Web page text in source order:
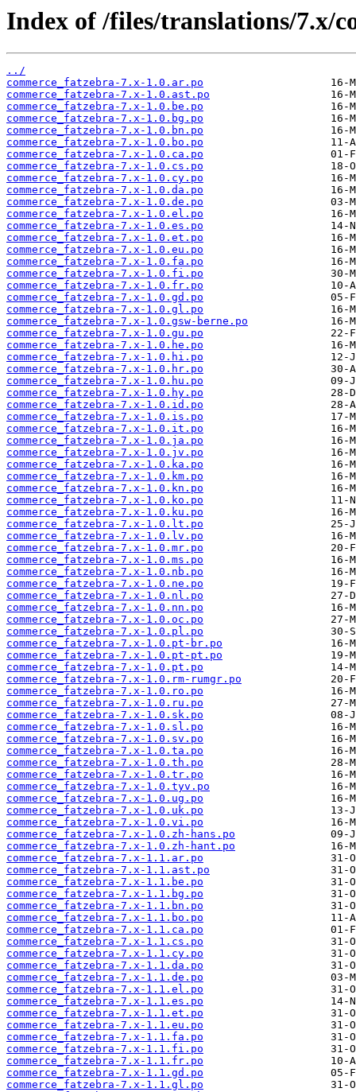
Index of /files/translations/7.x/
../
commerce_fatzebra-7.x-1.0.ar.po
commerce_fatzebra-7.x-1.0.ast.po
commerce_fatzebra-7.x-1.0.be.po
commerce_fatzebra-7.x-1.0.bg.po
commerce_fatzebra-7.x-1.0.bn.po
commerce_fatzebra-7.x-1.0.bo.po
commerce_fatzebra-7.x-1.0.ca.po
commerce_fatzebra-7.x-1.0.cs.po
commerce_fatzebra-7.x-1.0.cy.po
commerce_fatzebra-7.x-1.0.da.po
commerce_fatzebra-7.x-1.0.de.po
commerce_fatzebra-7.x-1.0.el.po
commerce_fatzebra-7.x-1.0.es.po
commerce_fatzebra-7.x-1.0.et.po
commerce_fatzebra-7.x-1.0.eu.po
commerce_fatzebra-7.x-1.0.fa.po
commerce_fatzebra-7.x-1.0.fi.po
commerce_fatzebra-7.x-1.0.fr.po
commerce_fatzebra-7.x-1.0.gd.po
commerce_fatzebra-7.x-1.0.gl.po
commerce_fatzebra-7.x-1.0.gsw-berne.po
commerce_fatzebra-7.x-1.0.gu.po
commerce_fatzebra-7.x-1.0.he.po
commerce_fatzebra-7.x-1.0.hi.po
commerce_fatzebra-7.x-1.0.hr.po
commerce_fatzebra-7.x-1.0.hu.po
commerce_fatzebra-7.x-1.0.hy.po
commerce_fatzebra-7.x-1.0.id.po
commerce_fatzebra-7.x-1.0.is.po
commerce_fatzebra-7.x-1.0.it.po
commerce_fatzebra-7.x-1.0.ja.po
commerce_fatzebra-7.x-1.0.jv.po
commerce_fatzebra-7.x-1.0.ka.po
commerce_fatzebra-7.x-1.0.km.po
commerce_fatzebra-7.x-1.0.kn.po
commerce_fatzebra-7.x-1.0.ko.po
commerce_fatzebra-7.x-1.0.ku.po
commerce_fatzebra-7.x-1.0.lt.po
commerce_fatzebra-7.x-1.0.lv.po
commerce_fatzebra-7.x-1.0.mr.po
commerce_fatzebra-7.x-1.0.ms.po
commerce_fatzebra-7.x-1.0.nb.po
commerce_fatzebra-7.x-1.0.ne.po
commerce_fatzebra-7.x-1.0.nl.po
commerce_fatzebra-7.x-1.0.nn.po
commerce_fatzebra-7.x-1.0.oc.po
commerce_fatzebra-7.x-1.0.pl.po
commerce_fatzebra-7.x-1.0.pt-br.po
commerce_fatzebra-7.x-1.0.pt-pt.po
commerce_fatzebra-7.x-1.0.pt.po
commerce_fatzebra-7.x-1.0.rm-rumgr.po
commerce_fatzebra-7.x-1.0.ro.po
commerce_fatzebra-7.x-1.0.ru.po
commerce_fatzebra-7.x-1.0.sk.po
commerce_fatzebra-7.x-1.0.sl.po
commerce_fatzebra-7.x-1.0.sv.po
commerce_fatzebra-7.x-1.0.ta.po
commerce_fatzebra-7.x-1.0.th.po
commerce_fatzebra-7.x-1.0.tr.po
commerce_fatzebra-7.x-1.0.tyv.po
commerce_fatzebra-7.x-1.0.ug.po
commerce_fatzebra-7.x-1.0.uk.po
commerce_fatzebra-7.x-1.0.vi.po
commerce_fatzebra-7.x-1.0.zh-hans.po
commerce_fatzebra-7.x-1.0.zh-hant.po
commerce_fatzebra-7.x-1.1.ar.po
commerce_fatzebra-7.x-1.1.ast.po
commerce_fatzebra-7.x-1.1.be.po
commerce_fatzebra-7.x-1.1.bg.po
commerce_fatzebra-7.x-1.1.bn.po
commerce_fatzebra-7.x-1.1.bo.po
commerce_fatzebra-7.x-1.1.ca.po
commerce_fatzebra-7.x-1.1.cs.po
commerce_fatzebra-7.x-1.1.cy.po
commerce_fatzebra-7.x-1.1.da.po
commerce_fatzebra-7.x-1.1.de.po
commerce_fatzebra-7.x-1.1.el.po
commerce_fatzebra-7.x-1.1.es.po
commerce_fatzebra-7.x-1.1.et.po
commerce_fatzebra-7.x-1.1.eu.po
commerce_fatzebra-7.x-1.1.fa.po
commerce_fatzebra-7.x-1.1.fi.po
commerce_fatzebra-7.x-1.1.fr.po
commerce_fatzebra-7.x-1.1.gd.po
commerce_fatzebra-7.x-1.1.gl.po